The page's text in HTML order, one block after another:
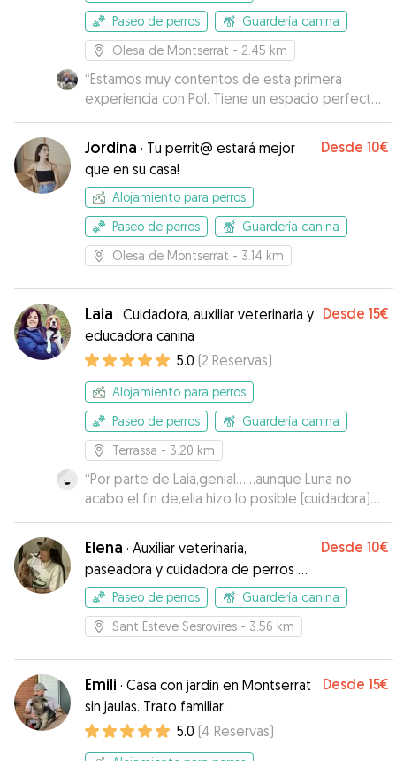
Paseo de perros
Guardería canina
Olesa de Montserrat - 2.45 km
“Estamos muy contentos de esta primera
experiencia con Pol. Tiene un espacio perfecto
para que estén cómodos y se interesa por la
personalidad de cada uno para tener en cuenta
sus peculiaridades. Se nota que es educador
canino, y hemos aprovechado para que nos dé
algunos consejos. ¡Repetiremos seguro!
Jordina · Tu perrit@ estará mejor
que en su casa!
Desde 10€
Alojamiento para perros
Paseo de perros
Guardería canina
Olesa de Montserrat - 3.14 km
Laia · Cuidadora, auxiliar veterinaria y
educadora canina
Desde 15€
5.0 (2 Reservas)
Alojamiento para perros
Paseo de perros
Guardería canina
Terrassa - 3.20 km
“Por parte de Laia,genial……aunque Luna no
acabo el fin de,ella hizo lo posible (cuidadora)
demasiado apego!!”
Elena · Auxiliar veterinaria,
paseadora y cuidadora de perros y
gatos
Desde 10€
Paseo de perros
Guardería canina
Sant Esteve Sesrovires - 3.56 km
Emili · Casa con jardín en Montserrat
sin jaulas. Trato familiar.
Desde 15€
5.0 (4 Reservas)